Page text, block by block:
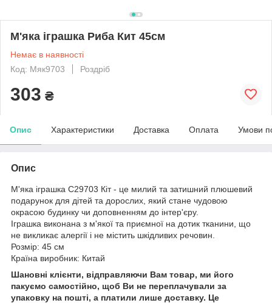
М'яка іграшка Риба Кит 45см
Немає в наявності
Код: Мяк9703
Роздріб
303 ₴
Опис Характеристики Доставка Оплата Умови
Опис
М'яка іграшка C29703 Кіт - це милий та затишний плюшевий
подарунок для дітей та дорослих, який стане чудовою
окрасою будинку чи доповненням до інтер'єру.
Іграшка виконана з м'якої та приємної на дотик тканини, що
не викликає алергії і не містить шкідливих речовин.
Розмір: 45 см
Країна виробник: Китай
Шановні клієнти, відправляючи Вам товар, ми його
пакуємо самостійно, щоб Ви не переплачували за
упаковку на пошті, а платили лише доставку. Це